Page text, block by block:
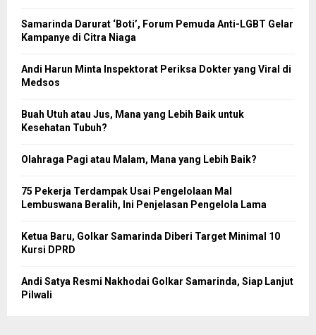
Samarinda Darurat ‘Boti’, Forum Pemuda Anti-LGBT Gelar
Kampanye di Citra Niaga
Andi Harun Minta Inspektorat Periksa Dokter yang Viral di
Medsos
Buah Utuh atau Jus, Mana yang Lebih Baik untuk
Kesehatan Tubuh?
Olahraga Pagi atau Malam, Mana yang Lebih Baik?
75 Pekerja Terdampak Usai Pengelolaan Mal
Lembuswana Beralih, Ini Penjelasan Pengelola Lama
Ketua Baru, Golkar Samarinda Diberi Target Minimal 10
Kursi DPRD
Andi Satya Resmi Nakhodai Golkar Samarinda, Siap Lanjut
Pilwali